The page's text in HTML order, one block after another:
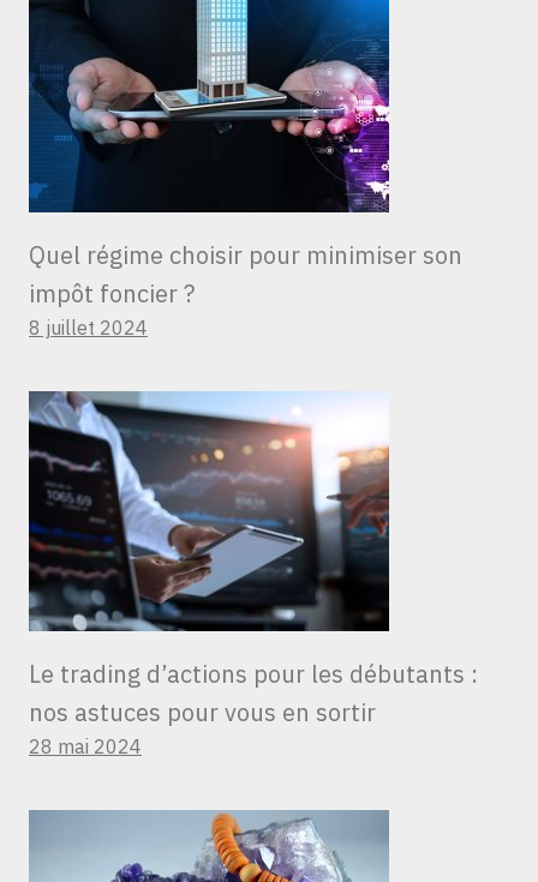
Quel régime choisir pour minimiser son
impôt foncier ?
8 juillet 2024
Le trading d’actions pour les débutants :
nos astuces pour vous en sortir
28 mai 2024